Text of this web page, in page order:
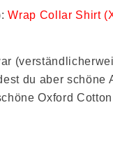
Wrap Collar Shirt
du aber schöne
Oxford